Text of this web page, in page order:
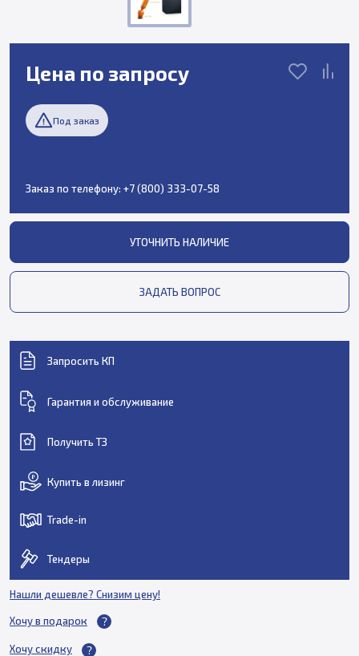
Цена по запросу
Под заказ
Заказ по телефону: +7 (800) 333-07-58
УТОЧНИТЬ НАЛИЧИЕ
ЗАДАТЬ ВОПРОС
Запросить КП
Гарантия и обслуживание
Получить ТЗ
Купить в лизинг
Trade-in
Тендеры
Нашли дешевле? Снизим цену!
Хочу в подарок
Хочу скидку